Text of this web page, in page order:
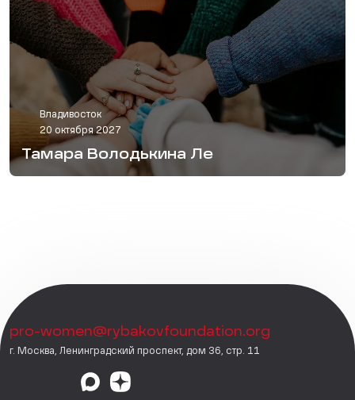
Владивосток
20 октября 2027
Тамара Володькина Ле
pro-women@rybakovfoundation.org
г. Москва, Ленинградский проспект, дом 36, стр. 11